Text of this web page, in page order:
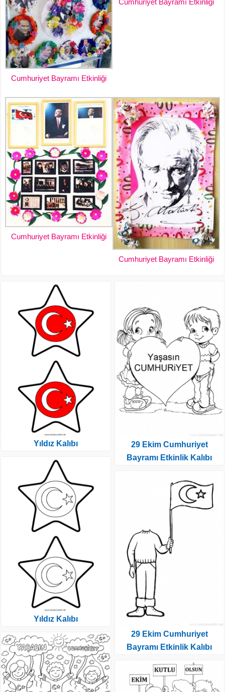
Cumhuriyet Bayramı Etkinliği
Cumhuriyet Bayramı Etkinliği
Cumhuriyet Bayramı Etkinliği
Yıldız Kalıbı
Yıldız Kalıbı
29 Ekim Cumhuriyet
Bayramı Etkinlik Kalıbı
29 Ekim Cumhuriyet
Bayramı Etkinlik Kalıbı